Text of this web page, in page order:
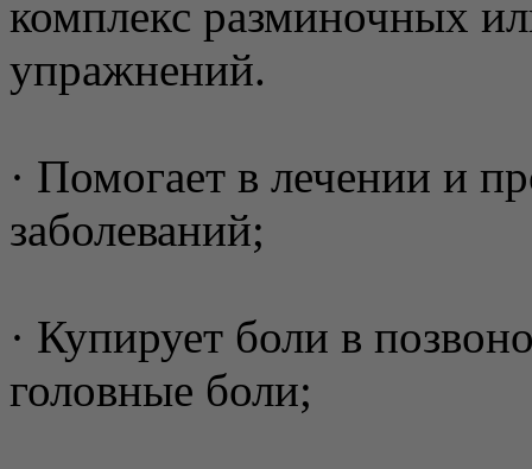
комплекс разминочных
упражнений.
· Помогает в лечении и
заболеваний;
· Купирует боли в
головные боли;